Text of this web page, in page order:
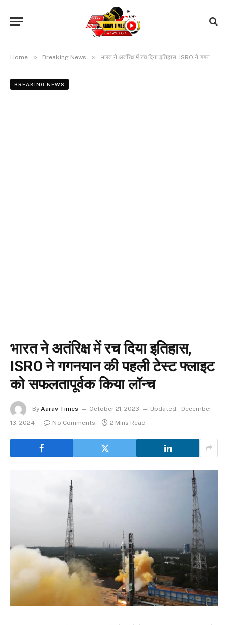
Home » Breaking News » भारत ने अतंरिक्ष में रच दिया इतिहास, ISRO ने गगनयान की पहली टेस्ट फ्लाइट को सफलतापूर्वक किया लॉन्च
BREAKING NEWS
भारत ने अतंरिक्ष में रच दिया इतिहास,
ISRO ने गगनयान की पहली टेस्ट फ्लाइट
को सफलतापूर्वक किया लॉन्च
By Aarav Times October 21, 2023 Updated:
December
13, 2024
No Comments 2 Mins Read